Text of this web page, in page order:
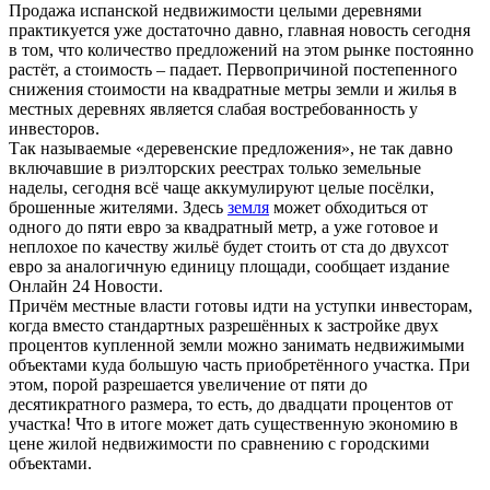
Продажа испанской недвижимости целыми деревнями
практикуется уже достаточно давно, главная новость сегодня
в том, что количество предложений на этом рынке постоянно
растёт, а стоимость – падает. Первопричиной постепенного
снижения стоимости на квадратные метры земли и жилья в
местных деревнях является слабая востребованность у
инвесторов.
Так называемые «деревенские предложения», не так давно
включавшие в риэлторских реестрах только земельные
наделы, сегодня всё чаще аккумулируют целые посёлки,
брошенные жителями. Здесь земля может обходиться от
одного до пяти евро за квадратный метр, а уже готовое и
неплохое по качеству жильё будет стоить от ста до двухсот
евро за аналогичную единицу площади, сообщает издание
Онлайн 24 Новости.
Причём местные власти готовы идти на уступки инвесторам,
когда вместо стандартных разрешённых к застройке двух
процентов купленной земли можно занимать недвижимыми
объектами куда большую часть приобретённого участка. При
этом, порой разрешается увеличение от пяти до
десятикратного размера, то есть, до двадцати процентов от
участка! Что в итоге может дать существенную экономию в
цене жилой недвижимости по сравнению с городскими
объектами.